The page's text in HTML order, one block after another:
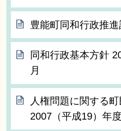
豊能町同和行政推
同和行政基本方針
月
人権問題に関する
2007（平成19）年度